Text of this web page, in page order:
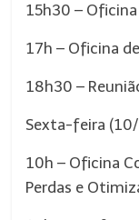
15h30 –
17h – Oficina
18h30 –
Sexta-feira
10h – Oficina
Perdas e